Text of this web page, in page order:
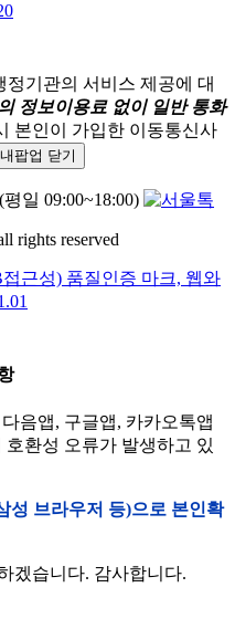
정기관의 서비스 제공에 대
정보이용료 없이 일반 통화
본인이 가입한 이동통신사
팝업 닫기
(평일 09:00~18:00)
rights reserved
음앱, 구글앱, 카카오톡앱
환성 오류가 발생하고 있
성 브라우저 등)으로 본인확
겠습니다. 감사합니다.